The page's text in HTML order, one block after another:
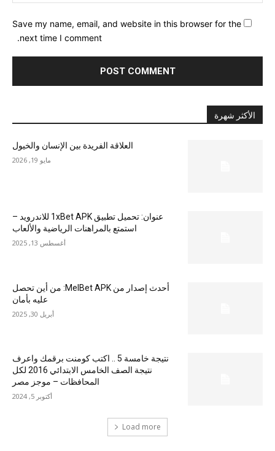
Save my name, email, and website in this browser for the
next time I comment.
الأكثر شهرة
العلاقة الفريدة بين الإنسان والخيول
مايو 19, 2026
عنوان: تحميل تطبيق 1xBet APK للاندرويد –
استمتع بالمراهنات الرياضية والألعاب
أغسطس 13, 2025
أحدث إصدار من MelBet APK: من أين تحصل
عليه بأمان
أبريل 30, 2025
نتيجة خامسة 5 .. اكتب كومنت برقمك واعرف
نتيجة الصف الخامس الابتدائي 2016 لكل
المحافظات – موجز مصر
أكتوبر 5, 2024
Load more